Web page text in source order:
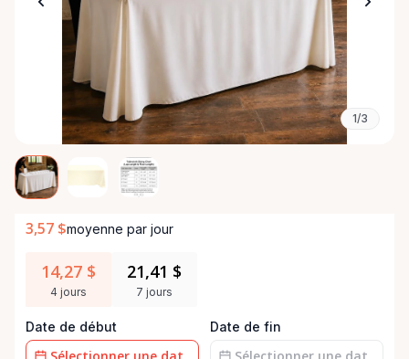
1/3
3,57 $moyenne par jour
14,27 $
4 jours
21,41 $
7 jours
Date de début Date de fin